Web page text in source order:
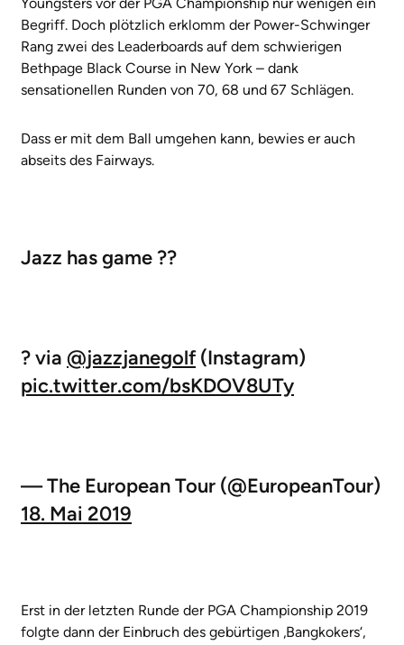
Begriff. Doch plötzlich erklomm der Power-Schwinger
Rang zwei des Leaderboards auf dem schwierigen
Bethpage Black Course in New York – dank
sensationellen Runden von 70, 68 und 67 Schlägen.
Dass er mit dem Ball umgehen kann, bewies er auch
abseits des Fairways.
Jazz has game ??
? via @jazzjanegolf(Instagram)
pic.twitter.com/bsKDOV8UTy
— The European Tour (@EuropeanTour)
18. Mai 2019
Erst in der letzten Runde der PGA Championship 2019
folgte dann der Einbruch des gebürtigen ‚Bangkokers‘,